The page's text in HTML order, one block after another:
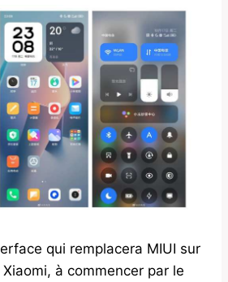
qui remplacera MIUI sur
à commencer par le